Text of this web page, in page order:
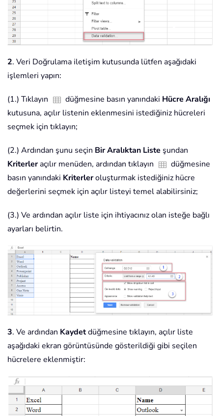
2. Veri Doğrulama iletişim kutusunda lütfen aşağıdaki
işlemleri yapın:
(1.) Tıklayın düğmesine basın yanındaki Hücre Aralığı
kutusuna, açılır listenin eklenmesini istediğiniz hücreleri
seçmek için tıklayın;
(2.) Ardından şunu seçin Bir Aralıktan Liste şundan
Kriterleraçılır menüden, ardından tıklayın
düğmesine
basın yanındaki Kriterleroluşturmak istediğiniz hücre
değerlerini seçmek için açılır listeyi temel alabilirsiniz;
(3.) Ve ardından açılır liste için ihtiyacınız olan isteğe bağlı
ayarları belirtin.
3. Ve ardından Kaydetdüğmesine tıklayın, açılır liste
aşağıdaki ekran görüntüsünde gösterildiği gibi seçilen
hücrelere eklenmiştir: